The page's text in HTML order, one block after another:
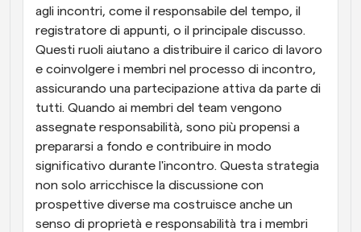
agli incontri, come il responsabile del tempo, il
registratore di appunti, o il principale discusso.
Questi ruoli aiutano a distribuire il carico di lavoro
e coinvolgere i membri nel processo di incontro,
assicurando una partecipazione attiva da parte di
tutti. Quando ai membri del team vengono
assegnate responsabilità, sono più propensi a
prepararsi a fondo e contribuire in modo
significativo durante l'incontro. Questa strategia
non solo arricchisce la discussione con
prospettive diverse ma costruisce anche un
senso di proprietà e responsabilità tra i membri